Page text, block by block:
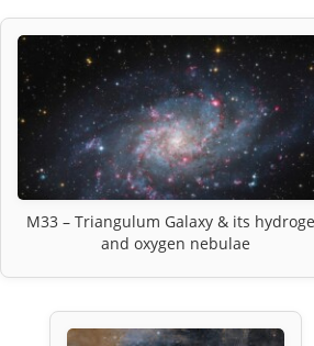
M33 – Triangulum Galaxy & its
and oxygen nebulae